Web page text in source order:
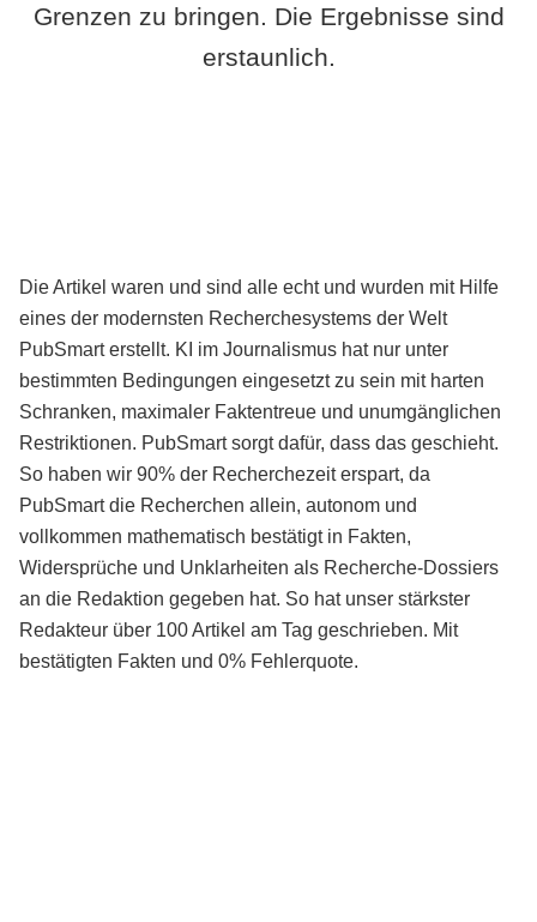
Grenzen zu bringen. Die Ergebnisse sind
erstaunlich.
Die Artikel waren und sind alle echt und wurden mit Hilfe
eines der modernsten Recherchesystems der Welt
PubSmart erstellt. KI im Journalismus hat nur unter
bestimmten Bedingungen eingesetzt zu sein mit harten
Schranken, maximaler Faktentreue und unumgänglichen
Restriktionen. PubSmart sorgt dafür, dass das geschieht.
So haben wir 90% der Recherchezeit erspart, da
PubSmart die Recherchen allein, autonom und
vollkommen mathematisch bestätigt in Fakten,
Widersprüche und Unklarheiten als Recherche-Dossiers
an die Redaktion gegeben hat. So hat unser stärkster
Redakteur über 100 Artikel am Tag geschrieben. Mit
bestätigten Fakten und 0% Fehlerquote.